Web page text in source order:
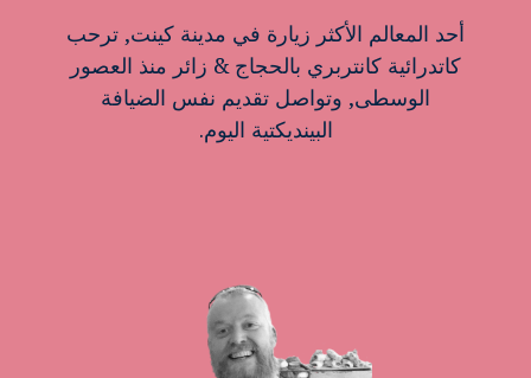
أحد المعالم الأكثر زيارة في مدينة كينت, ترحب
كاتدرائية كانتربري بالحجاج & زائر منذ العصور
الوسطى, وتواصل تقديم نفس الضيافة
البينديكتية اليوم.